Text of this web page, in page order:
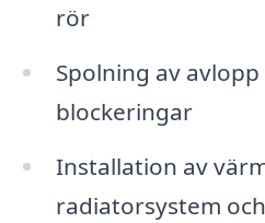
rör
Spolning av
blockeringar
Installation av
radiatorsystem